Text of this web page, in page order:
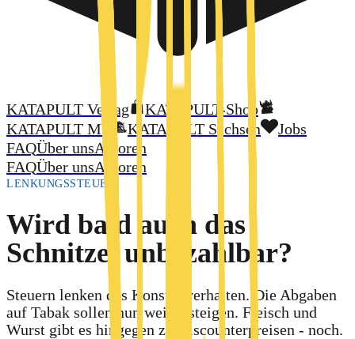
KATAPULT Verlag
KATAPULT-Shop
KATAPULT MV
KATAPULT Sachsen
Jobs
FAQÜber unsAutoren
FAQÜber unsAutoren
LENKUNGSSTEUER
Wird bald auch das
Schnitzel unbezahlbar?
Steuern lenken das Konsumverhalten. Die Abgaben
auf Tabak sollen nun weiter steigen. Fleisch und
Wurst gibt es hingegen zu Discounterpreisen - noch.